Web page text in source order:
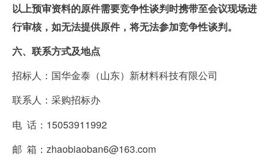
以上预审资料的原件需要竞争性谈判时携带至会议现场进
行审核，如无法提供原件，将无法参加竞争性谈判。
六、联系方式及地点
招标人：国华金泰（山东）新材料科技有限公司
联系人：采购招标办
电 话： 15053911992
邮 箱： zhaobiaoban6@163.com